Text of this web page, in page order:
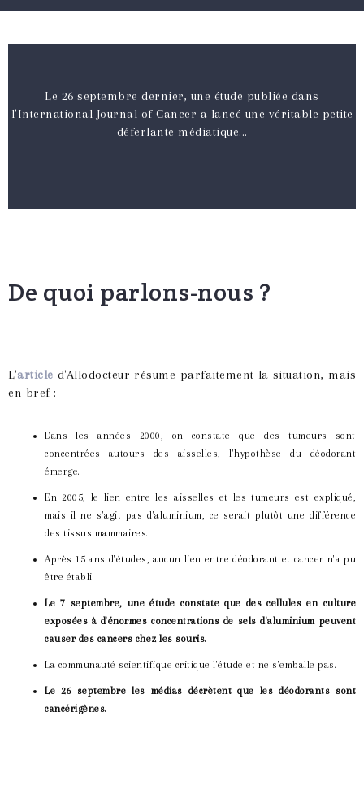
Le 26 septembre dernier, une étude publiée dans
l'International Journal of Cancer a lancé une véritable petite
déferlante médiatique...
De quoi parlons-nous ?
L'article d'Allodocteur résume parfaitement la situation, mais
en bref :
Dans les années 2000, on constate que des tumeurs sont
concentrées autours des aisselles, l'hypothèse du déodorant
émerge.
En 2005, le lien entre les aisselles et les tumeurs est expliqué,
mais il ne s'agit pas d'aluminium, ce serait plutôt une différence
des tissus mammaires.
Après 15 ans d'études, aucun lien entre déodorant et cancer n'a pu
être établi.
Le 7 septembre, une étude constate que des cellules en culture
exposées à d'énormes concentrations de sels d'aluminium peuvent
causer des cancers chez les souris.
La communauté scientifique critique l'étude et ne s'emballe pas.
Le 26 septembre les médias décrètent que les déodorants sont
cancérigènes.